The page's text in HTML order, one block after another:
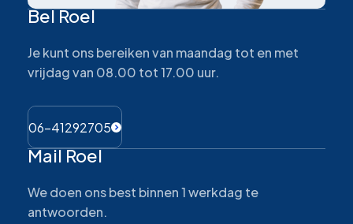
Bel Roel
Je kunt ons bereiken van maandag tot en met
vrijdag van 08.00 tot 17.00 uur.
06-41292705
Mail Roel
We doen ons best binnen 1 werkdag te
antwoorden.